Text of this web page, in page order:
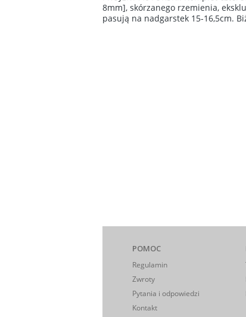
8mm], skórzanego rzemienia,
pasują na nadgarstek 15-16,5cm.
POMOC
Regulamin
Zwroty
Pytania i odpowiedzi
Kontakt